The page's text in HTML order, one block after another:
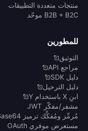
منتجات متعددة التطبيقات
B2B + B2C موحّد
للمطورين
التوثيق
مراجع API
دليل SDK
دليل الترحيل
ابنِ X باستخدام Y
مشفر/مفكّر JWT
مُرمِّز ومُفكِّك ترميز Base64
مستعرض موفري OAuth